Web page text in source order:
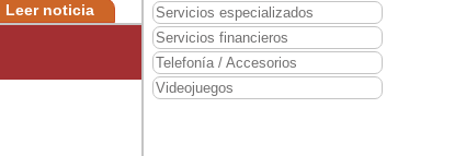
Leer noticia
Servicios especializados
Servicios financieros
Telefonía / Accesorios
Videojuegos